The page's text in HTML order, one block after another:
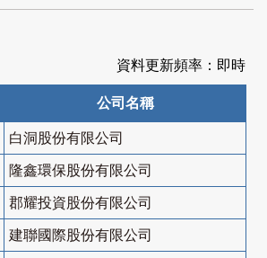
資料更新頻率：即時
公司名稱
白洞股份有限公司
隆鑫環保股份有限公司
郡耀投資股份有限公司
建聯國際股份有限公司